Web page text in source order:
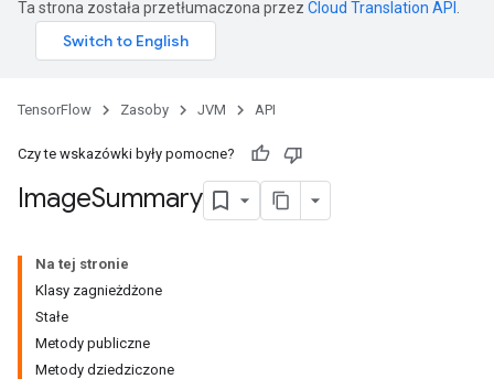
Ta strona została przetłumaczona przez Cloud Translation API
TensorFlow Zasoby JVM API
Czy te wskazówki były pomocne?
ImageSummary
Na tej stronie
Klasy zagnieżdżone
Stałe
Metody publiczne
Metody dziedziczone